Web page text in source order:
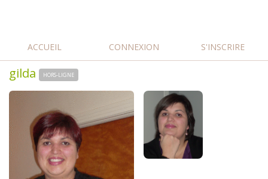
ACCUEIL CONNEXION S'INSCRIRE
gilda HORS-LIGNE